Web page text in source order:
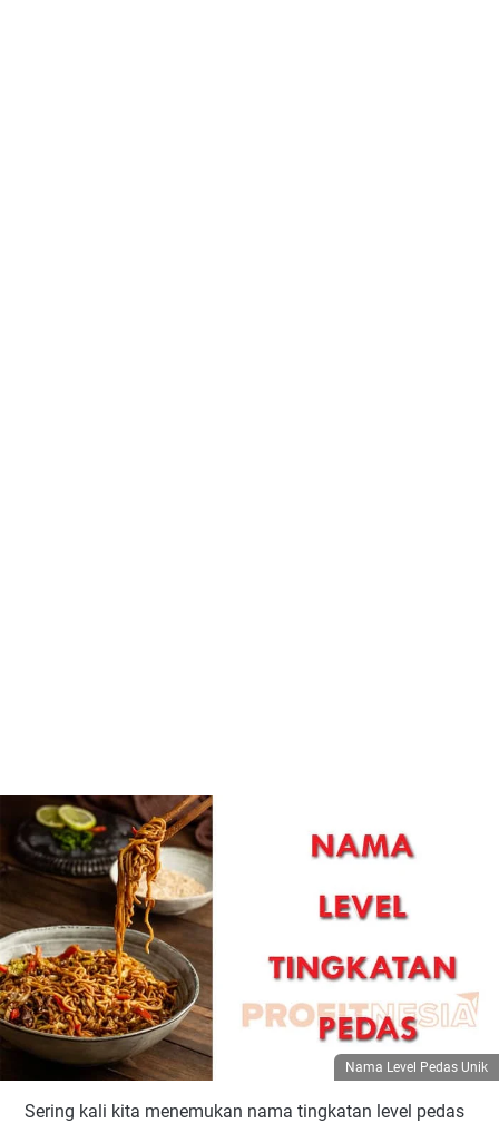
Nama Level Pedas Unik
Sering kali kita menemukan nama tingkatan level pedas